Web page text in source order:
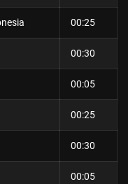
00:25
00:30
00:05
00:25
00:30
00:05